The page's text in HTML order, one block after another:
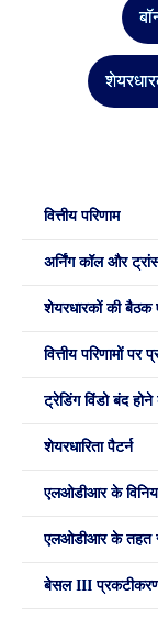
वित्तीय परिणाम
अर्निंग कॉल और
शेयरधारकों की बैठक
वित्तीय परिणामों पर
ट्रेडिंग विंडो बंद
शेयरधारिता पैटर्न
एलओडीआर के
एलओडीआर के तहत
बेसल III